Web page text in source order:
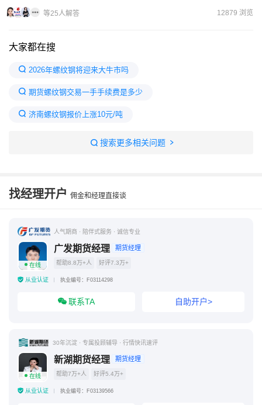
先，你需要在一个支持螺纹钢期货交易的期货公司开户。通常没有...
等25人解答 12879 浏览
大家都在搜
2026年螺纹钢将迎来大牛市吗
期货螺纹钢交易一手手续费是多少
济南螺纹钢报价上涨10元/吨
6月10日螺纹钢现货报价下跌
期货手续费一览表
搜索更多相关问题
找经理开户 佣金和经理直接谈
人气期商 · 陪伴式服务 · 诚信专业
在线
广发期货经理 期货经理
帮助8.8万+人 好评7.3万+
从业认证 执业编号：F03114298
联系TA 自助开户>
30年沉淀 · 专属投顾辅导 · 行情快讯速评
在线
新湖期货经理 期货经理
帮助7万+人 好评5.4万+
从业认证 执业编号：F03139566